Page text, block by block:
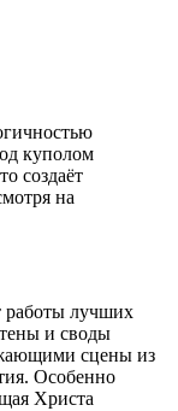
куполом
создаёт
на
работы лучших
и своды
сцены из
Особенно
Христа